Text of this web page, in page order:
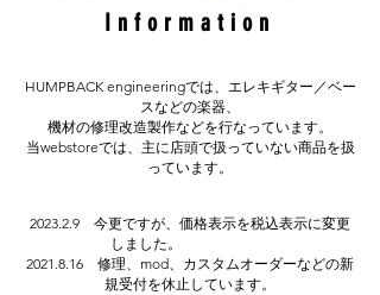
Information
HUMPBACK engineeringでは、エレキギター／ベー
スなどの楽器、
機材の修理改造製作などを行なっています。
当webstoreでは、主に店頭で扱っていない商品を扱
っています。
2023.2.9 今更ですが、価格表示を税込表示に変更
しました。
2021.8.16 修理、mod、カスタムオーダーなどの新
規受付を休止しています。